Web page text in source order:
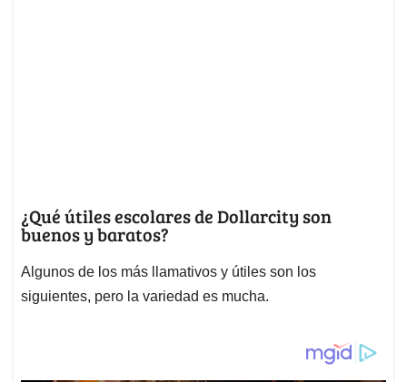
¿Qué útiles escolares de Dollarcity son
buenos y baratos?
Algunos de los más llamativos y útiles son los
siguientes, pero la variedad es mucha.